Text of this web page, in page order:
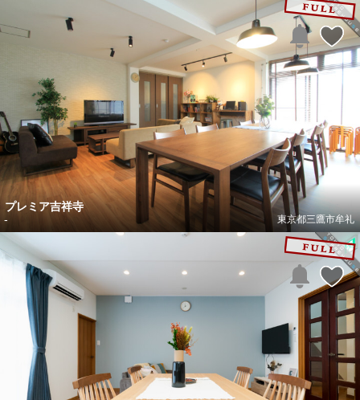
プレミア吉祥寺
東京都三鷹市牟礼
-